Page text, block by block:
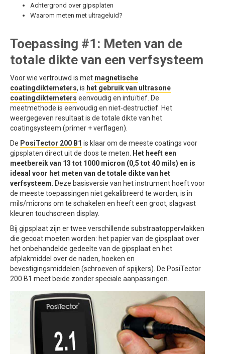
Achtergrond over gipsplaten
Waarom meten met ultrageluid?
Toepassing #1: Meten van de
totale dikte van een verfsysteem
Voor wie vertrouwd is met magnetische
coatingdiktemeters, is het gebruik van ultrasone
coatingdiktemeters eenvoudig en intuïtief. De
meetmethode is eenvoudig en niet-destructief. Het
weergegeven resultaat is de totale dikte van het
coatingsysteem (primer + verflagen).
De PosiTector 200 B1 is klaar om de meeste coatings voor
gipsplaten direct uit de doos te meten.
Het heeft een
meetbereik van 13 tot 1000 micron (0,5 tot 40 mils) en is
ideaal voor het meten van de totale dikte van het
verfsysteem . Deze basisversie van het instrument hoeft voor
de meeste toepassingen niet gekalibreerd te worden, is in
mils/microns om te schakelen en heeft een groot, slagvast
kleuren touchscreen display.
Bij gipsplaat zijn er twee verschillende substraatoppervlakken
die gecoat moeten worden: het papier van de gipsplaat over
het onbehandelde gedeelte van de gipsplaat en het
afplakmiddel over de naden, hoeken en
bevestigingsmiddelen (schroeven of spijkers). De PosiTector
200 B1 meet beide zonder speciale aanpassingen.